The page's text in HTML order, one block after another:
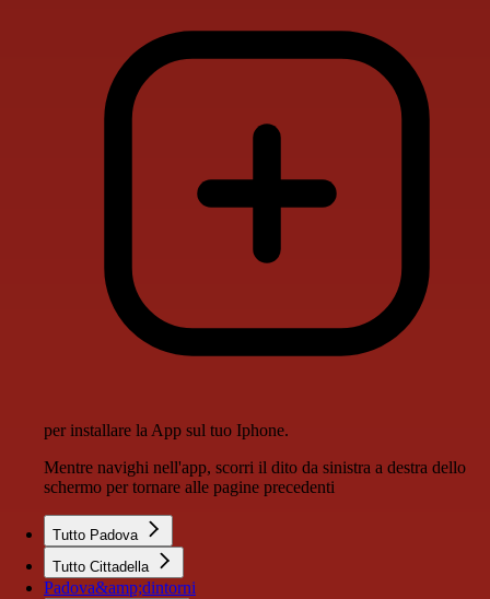
per installare la App sul tuo Iphone.
Mentre navighi nell'app, scorri il dito da sinistra a destra dello
schermo per tornare alle pagine precedenti
Tutto Padova
Tutto Cittadella
Padova&amp;dintorni